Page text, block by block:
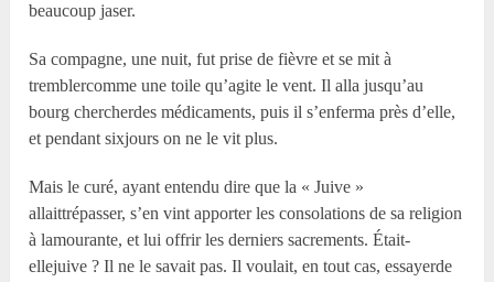
beaucoup jaser.
Sa compagne, une nuit, fut prise de fièvre et se mit à
tremblercomme une toile qu’agite le vent. Il alla jusqu’au
bourg chercherdes médicaments, puis il s’enferma près d’elle,
et pendant sixjours on ne le vit plus.
Mais le curé, ayant entendu dire que la « Juive »
allaittrépasser, s’en vint apporter les consolations de sa religion
à lamourante, et lui offrir les derniers sacrements. Était-
ellejuive ? Il ne le savait pas. Il voulait, en tout cas, essayerde